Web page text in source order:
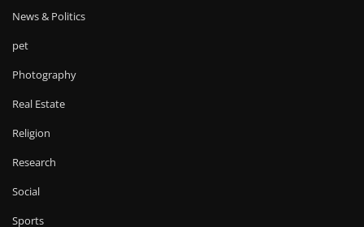
News & Politics
pet
Photography
Real Estate
Religion
Research
Social
Sports